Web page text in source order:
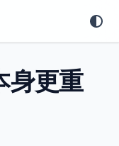
身更重